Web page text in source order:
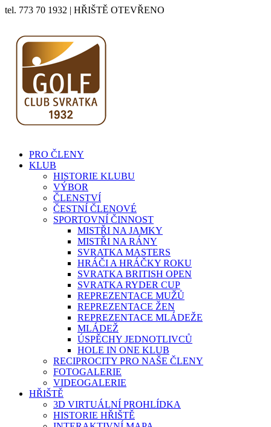
tel. 773 70 1932 | HŘIŠTĚ OTEVŘENO
PRO ČLENY
KLUB
HISTORIE KLUBU
VÝBOR
ČLENSTVÍ
ČESTNÍ ČLENOVÉ
SPORTOVNÍ ČINNOST
MISTŘI NA JAMKY
MISTŘI NA RÁNY
SVRATKA MASTERS
HRÁČI A HRÁČKY ROKU
SVRATKA BRITISH OPEN
SVRATKA RYDER CUP
REPREZENTACE MUŽŮ
REPREZENTACE ŽEN
REPREZENTACE MLÁDEŽE
MLÁDEŽ
ÚSPĚCHY JEDNOTLIVCŮ
HOLE IN ONE KLUB
RECIPROCITY PRO NAŠE ČLENY
FOTOGALERIE
VIDEOGALERIE
HŘIŠTĚ
3D VIRTUÁLNÍ PROHLÍDKA
HISTORIE HŘIŠTĚ